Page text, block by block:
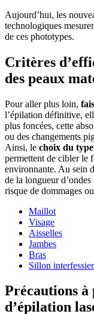
Aujourd’hui, les
technologiques
de ces phototypes.
Critères
des peaux
Pour aller plus loin,
l’épilation définitive,
plus foncées, cette
ou des changements
Ainsi, le choix du
permettent de cibler le
environnante. Au sein
de la longueur
risque de dommages
Maillot
Visage
Aisselles
Jambes
Bras
Sillon interfessier
Précautions à
d’épilation